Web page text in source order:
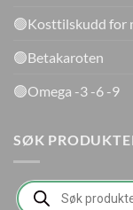
🟢Kosttilskudd for
🟢Betakaroten
🟢Omega -3 -6 -9
SØK
Products
search